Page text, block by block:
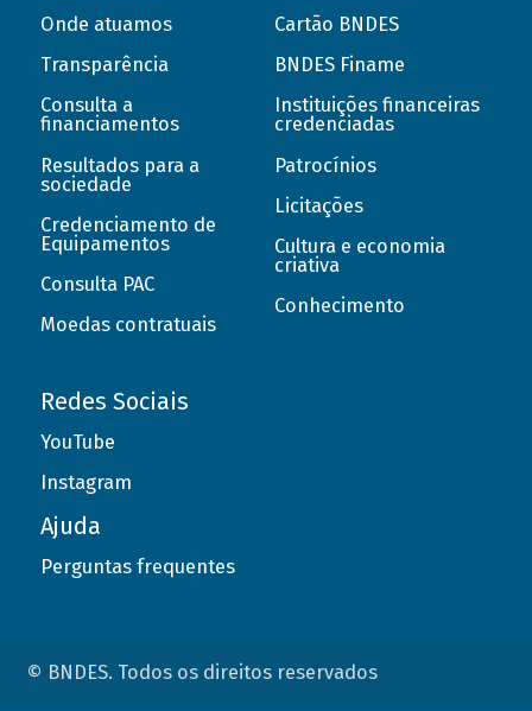
Onde atuamos
Transparência
Consulta a
financiamentos
Resultados para a
sociedade
Credenciamento de
Equipamentos
Consulta PAC
Moedas contratuais
Cartão BNDES
BNDES Finame
Instituições financeiras
credenciadas
Patrocínios
Licitações
Cultura e economia
criativa
Conhecimento
Redes Sociais
YouTube
Instagram
Ajuda
Perguntas frequentes
© BNDES. Todos os direitos reservados